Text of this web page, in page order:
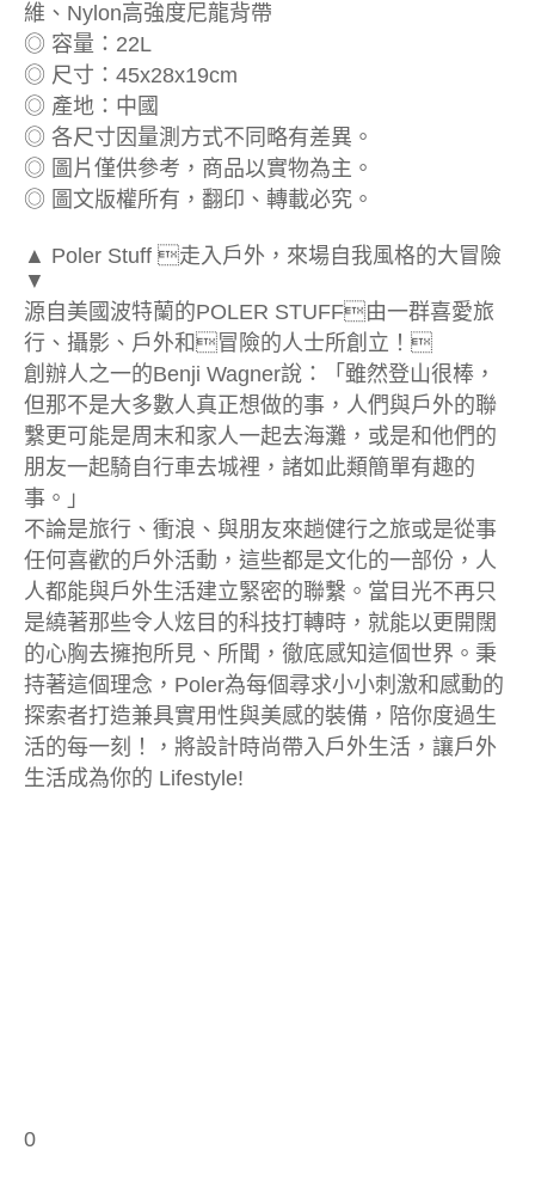
維、Nylon高強度尼龍背帶
◎ 容量：22L
◎ 尺寸：45x28x19cm
◎ 產地：中國
◎ 各尺寸因量測方式不同略有差異。
◎ 圖片僅供參考，商品以實物為主。
◎ 圖文版權所有，翻印、轉載必究。
▲ Poler Stuff 走入戶外，來場自我風格的大冒險
▼
源自美國波特蘭的POLER STUFF由一群喜愛旅
行、攝影、戶外和冒險的人士所創立！
創辦人之一的Benji Wagner說：「雖然登山很棒，
但那不是大多數人真正想做的事，人們與戶外的聯
繫更可能是周末和家人一起去海灘，或是和他們的
朋友一起騎自行車去城裡，諸如此類簡單有趣的
事。」
不論是旅行、衝浪、與朋友來趟健行之旅或是從事
任何喜歡的戶外活動，這些都是文化的一部份，人
人都能與戶外生活建立緊密的聯繫。當目光不再只
是繞著那些令人炫目的科技打轉時，就能以更開闊
的心胸去擁抱所見、所聞，徹底感知這個世界。秉
持著這個理念，Poler為每個尋求小小刺激和感動的
探索者打造兼具實用性與美感的裝備，陪你度過生
活的每一刻！，將設計時尚帶入戶外生活，讓戶外
生活成為你的 Lifestyle!
0